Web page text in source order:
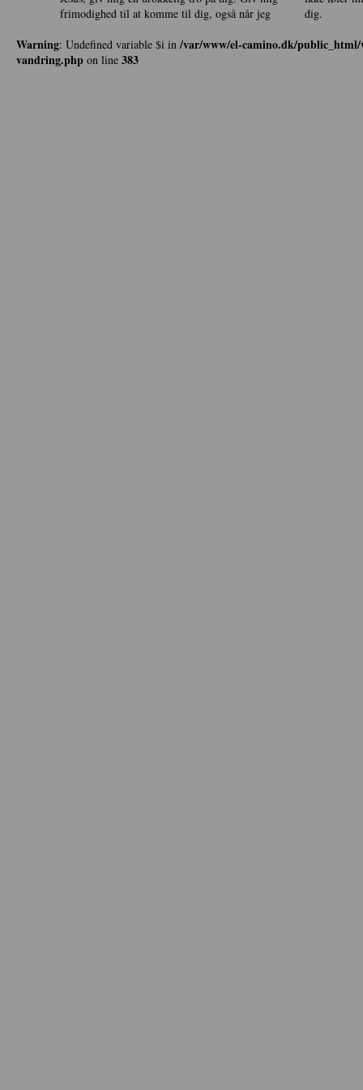
frimodighed til at komme til dig, også når jeg
dig.
Warning: Undefined variable $i in/var/www/el-camino.dk/public_html/
vandring.phpon line 383